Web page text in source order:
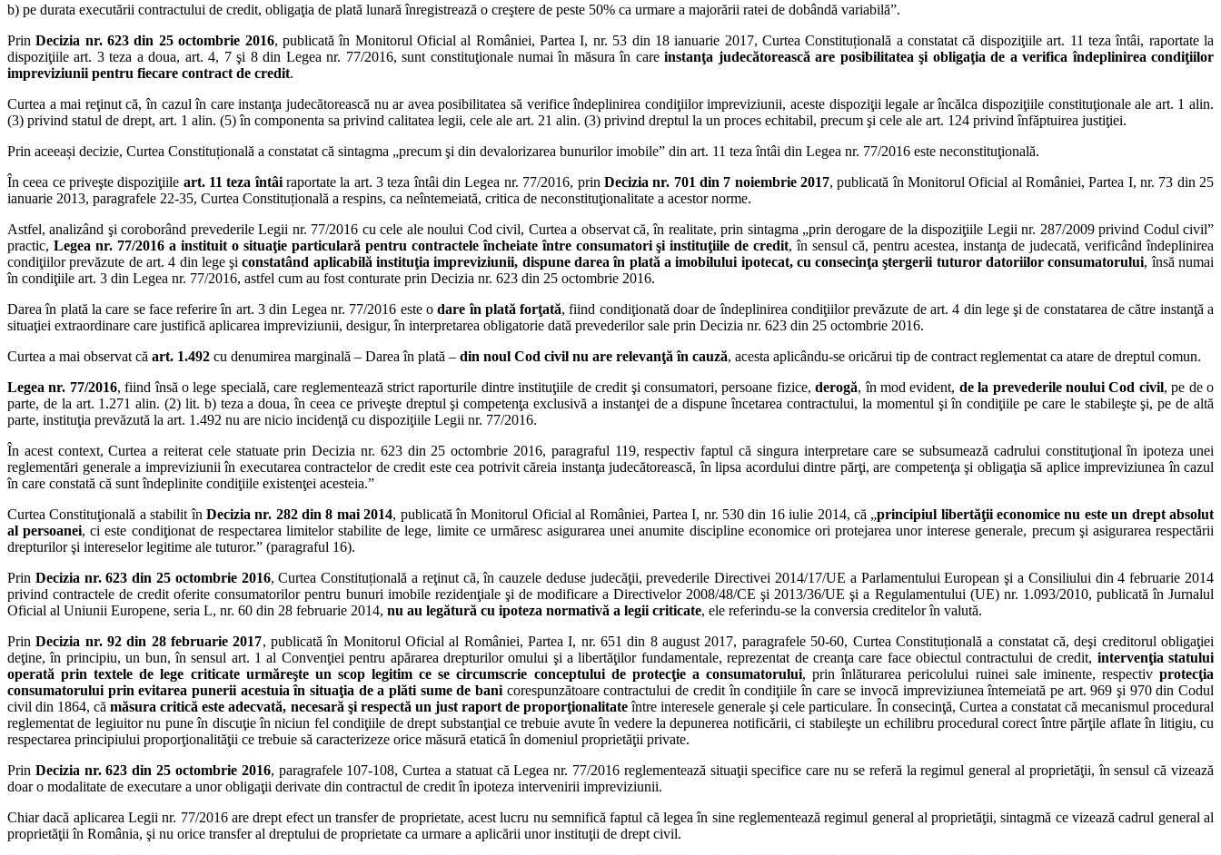
b) pe durata executării contractului de credit, obligaţia de plată lunară înregistrează o creştere de peste 50% ca urmare a majorării ratei de dobândă variabilă”.
PrinDecizia nr. 623 din 25 octombrie 2016, publicată în Monitorul Oficial al României, Partea I, nr. 53 din 18 ianuarie 2017, Curtea Constituțională a constatat că dispoziţiile art. 11 teza întâi, raportate la
dispoziţiile art. 3 teza a doua, art. 4, 7 şi 8 din Legea nr. 77/2016, sunt constituţionale numai în măsura în careinstanţa judecătorească are posibilitatea şi obligaţia de a verifica îndeplinirea condiţiilor
impreviziunii pentru fiecare contract de credit.
Curtea a mai reţinut că, în cazul în care instanţa judecătorească nu ar avea posibilitatea să verifice îndeplinirea condiţiilor impreviziunii, aceste dispoziţii legale ar încălca dispoziţiile constituţionale ale art. 1 alin.
(3) privind statul de drept, art. 1 alin. (5) în componenta sa privind calitatea legii, cele ale art. 21 alin. (3) privind dreptul la un proces echitabil, precum şi cele ale art. 124 privind înfăptuirea justiţiei.
Prin aceeași decizie, Curtea Constituțională a constatat că sintagma „precum şi din devalorizarea bunurilor imobile” din art. 11 teza întâi din Legea nr. 77/2016 este neconstituţională.
În ceea ce priveşte dispoziţiile art. 11 teza întâiraportate la art. 3 teza întâi din Legea nr. 77/2016, prin Decizia nr. 701 din 7 noiembrie 2017, publicată în Monitorul Oficial al României, Partea I, nr. 73 din 25
ianuarie 2013, paragrafele 22-35, Curtea Constituțională a respins, ca neîntemeiată, critica de neconstituţionalitate a acestor norme.
Astfel, analizând şi coroborând prevederile Legii nr. 77/2016 cu cele ale noului Cod civil, Curtea a observat că, în realitate, prin sintagma „prin derogare de la dispoziţiile Legii nr. 287/2009 privind Codul civil”
practic, Legea nr. 77/2016 a instituit o situaţie particulară pentru contractele încheiate între consumatori şi instituţiile de credit, în sensul că, pentru acestea, instanţa de judecată, verificând îndeplinirea
condiţiilor prevăzute de art. 4 din lege şiconstatând aplicabilă instituţia impreviziunii, dispune darea în plată a imobilului ipotecat, cu consecinţa ştergerii tuturor datoriilor consumatorului, însă numai
în condiţiile art. 3 din Legea nr. 77/2016, astfel cum au fost conturate prin Decizia nr. 623 din 25 octombrie 2016.
Darea în plată la care se face referire în art. 3 din Legea nr. 77/2016 este odare în plată forţată, fiind condiţionată doar de îndeplinirea condiţiilor prevăzute de art. 4 din lege şi de constatarea de către instanţă a
situaţiei extraordinare care justifică aplicarea impreviziunii, desigur, în interpretarea obligatorie dată prevederilor sale prin Decizia nr. 623 din 25 octombrie 2016.
Curtea a mai observat că art. 1.492 cu denumirea marginală – Darea în plată – din noul Cod civil nu are relevanţă în cauză, acesta aplicându-se oricărui tip de contract reglementat ca atare de dreptul comun.
Legea nr. 77/2016, fiind însă o lege specială, care reglementează strict raporturile dintre instituţiile de credit şi consumatori, persoane fizice,derogă, în mod evident, de la prevederile noului Cod civil, pe de o
parte, de la art. 1.271 alin. (2) lit. b) teza a doua, în ceea ce priveşte dreptul şi competenţa exclusivă a instanţei de a dispune încetarea contractului, la momentul şi în condiţiile pe care le stabileşte şi, pe de altă
parte, instituţia prevăzută la art. 1.492 nu are nicio incidenţă cu dispoziţiile Legii nr. 77/2016.
În acest context, Curtea a reiterat cele statuate prin Decizia nr. 623 din 25 octombrie 2016, paragraful 119, respectiv faptul că singura interpretare care se subsumează cadrului constituţional în ipoteza unei
reglementări generale a impreviziunii în executarea contractelor de credit este cea potrivit căreia instanţa judecătorească, în lipsa acordului dintre părţi, are competenţa şi obligaţia să aplice impreviziunea în cazul
în care constată că sunt îndeplinite condiţiile existenţei acesteia.”
Curtea Constituţională a stabilit în Decizia nr. 282 din 8 mai 2014, publicată în Monitorul Oficial al României, Partea I, nr. 530 din 16 iulie 2014, că „principiul libertăţii economice nu este un drept absolut
al persoanei, ci este condiţionat de respectarea limitelor stabilite de lege, limite ce urmăresc asigurarea unei anumite discipline economice ori protejarea unor interese generale, precum şi asigurarea respectării
drepturilor şi intereselor legitime ale tuturor.” (paragraful 16).
Prin Decizia nr. 623 din 25 octombrie 2016, Curtea Constituțională a reţinut că, în cauzele deduse judecăţii, prevederile Directivei 2014/17/UE a Parlamentului European şi a Consiliului din 4 februarie 2014
privind contractele de credit oferite consumatorilor pentru bunuri imobile rezidenţiale şi de modificare a Directivelor 2008/48/CE şi 2013/36/UE şi a Regulamentului (UE) nr. 1.093/2010, publicată în Jurnalul
Oficial al Uniunii Europene, seria L, nr. 60 din 28 februarie 2014, nu au legătură cu ipoteza normativă a legii criticate, ele referindu-se la conversia creditelor în valută.
PrinDecizia nr. 92 din 28 februarie 2017, publicată în Monitorul Oficial al României, Partea I, nr. 651 din 8 august 2017, paragrafele 50-60, Curtea Constituțională a constatat că, deşi creditorul obligaţiei
deţine, în principiu, un bun, în sensul art. 1 al Convenţiei pentru apărarea drepturilor omului şi a libertăţilor fundamentale, reprezentat de creanţa care face obiectul contractului de credit, intervenţia statului
operată prin textele de lege criticate urmăreşte un scop legitim ce se circumscrie conceptului de protecţie a consumatorului, prin înlăturarea pericolului ruinei sale iminente, respectivprotecţia
consumatorului prin evitarea punerii acestuia în situaţia de a plăti sume de bani corespunzătoare contractului de credit în condiţiile în care se invocă impreviziunea întemeiată pe art. 969 şi 970 din Codul
civil din 1864, cămăsura critică este adecvată, necesară şi respectă un just raport de proporţionalitateîntre interesele generale şi cele particulare. În consecinţă, Curtea a constatat că mecanismul procedural
reglementat de legiuitor nu pune în discuţie în niciun fel condiţiile de drept substanţial ce trebuie avute în vedere la depunerea notificării, ci stabileşte un echilibru procedural corect între părţile aflate în litigiu, cu
respectarea principiului proporţionalităţii ce trebuie să caracterizeze orice măsură etatică în domeniul proprietăţii private.
Prin Decizia nr. 623 din 25 octombrie 2016, paragrafele 107-108, Curtea a statuat că Legea nr. 77/2016 reglementează situaţii specifice care nu se referă la regimul general al proprietăţii, în sensul că vizează
doar o modalitate de executare a unor obligaţii derivate din contractul de credit în ipoteza intervenirii impreviziunii.
Chiar dacă aplicarea Legii nr. 77/2016 are drept efect un transfer de proprietate, acest lucru nu semnifică faptul că legea în sine reglementează regimul general al proprietăţii, sintagmă ce vizează cadrul general al
proprietăţii în România, şi nu orice transfer al dreptului de proprietate ca urmare a aplicării unor instituţii de drept civil.